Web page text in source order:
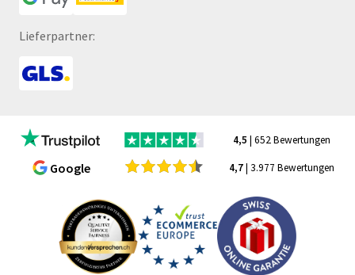
Lieferpartner:
4,5 | 652 Bewertungen
Google 4,7| 3.977 Bewertungen